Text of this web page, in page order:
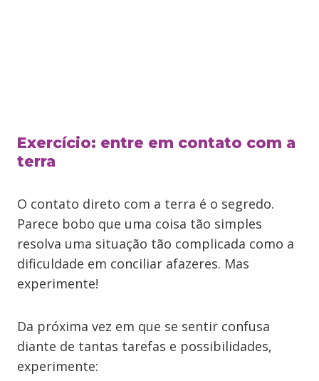
Exercício: entre em contato com a
terra
O contato direto com a terra é o segredo.
Parece bobo que uma coisa tão simples
resolva uma situação tão complicada como a
dificuldade em conciliar afazeres. Mas
experimente!
Da próxima vez em que se sentir confusa
diante de tantas tarefas e possibilidades,
experimente: